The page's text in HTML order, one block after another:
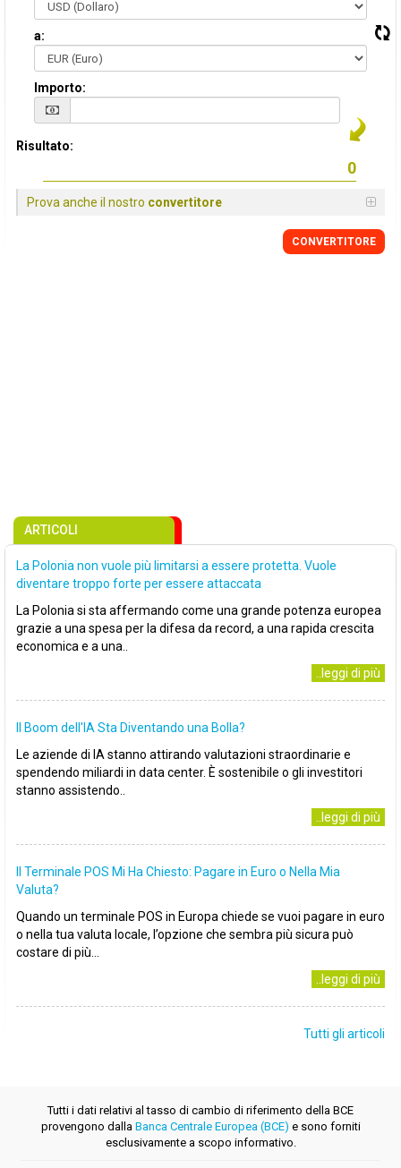
a:
Importo:
Risultato:
Prova anche il nostro convertitore
CONVERTITORE
ARTICOLI
La Polonia non vuole più limitarsi a essere protetta. Vuole
diventare troppo forte per essere attaccata
La Polonia si sta affermando come una grande potenza europea
grazie a una spesa per la difesa da record, a una rapida crescita
economica e a una..
..leggi di più
Il Boom dell'IA Sta Diventando una Bolla?
Le aziende di IA stanno attirando valutazioni straordinarie e
spendendo miliardi in data center. È sostenibile o gli investitori
stanno assistendo..
..leggi di più
Il Terminale POS Mi Ha Chiesto: Pagare in Euro o Nella Mia
Valuta?
Quando un terminale POS in Europa chiede se vuoi pagare in euro
o nella tua valuta locale, l’opzione che sembra più sicura può
costare di più...
..leggi di più
Tutti gli articoli
Tutti i dati relativi al tasso di cambio di riferimento della BCE
provengono dalla Banca Centrale Europea (BCE) e sono forniti
esclusivamente a scopo informativo.